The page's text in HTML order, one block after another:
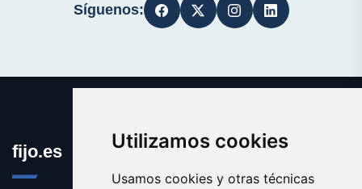
Utilizamos cookies
Usamos cookies y otras técnicas
Síguenos:
fijo.es